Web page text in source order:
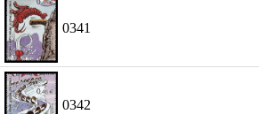
0341
0342